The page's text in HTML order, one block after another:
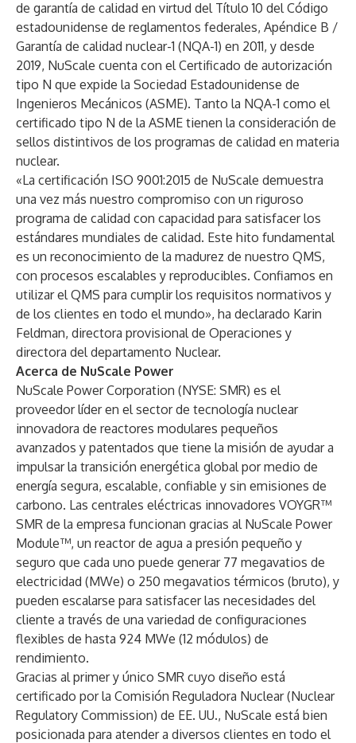
de garantía de calidad en virtud del Título 10 del Código
estadounidense de reglamentos federales, Apéndice B /
Garantía de calidad nuclear-1 (NQA-1) en 2011, y desde
2019, NuScale cuenta con elCertificado de autorización
tipo N que expide la Sociedad Estadounidense de
Ingenieros Mecánicos (ASME). Tanto la NQA-1 como el
certificado tipo N de la ASME tienen la consideración de
sellos distintivos de los programas de calidad en materia
nuclear.
«La certificación ISO 9001:2015 de NuScale demuestra
una vez más nuestro compromiso con un riguroso
programa de calidad con capacidad para satisfacer los
estándares mundiales de calidad. Este hito fundamental
es un reconocimiento de la madurez de nuestro QMS,
con procesos escalables y reproducibles. Confiamos en
utilizar el QMS para cumplir los requisitos normativos y
de los clientes en todo el mundo», ha declarado Karin
Feldman, directora provisional de Operaciones y
directora del departamento Nuclear.
Acerca de NuScale Power
NuScale Power Corporation (NYSE: SMR) es el
proveedor líder en el sector de tecnología nuclear
innovadora de reactores modulares pequeños
avanzados y patentados que tiene la misión de ayudar a
impulsar la transición energética global por medio de
energía segura, escalable, confiable y sin emisiones de
carbono. Las centrales eléctricas innovadores VOYGR™
SMR de la empresa funcionan gracias al NuScale Power
Module™, un reactor de agua a presión pequeño y
seguro que cada uno puede generar 77 megavatios de
electricidad (MWe) o 250 megavatios térmicos (bruto), y
pueden escalarse para satisfacer las necesidades del
cliente a través de una variedad de configuraciones
flexibles de hasta 924 MWe (12 módulos) de
rendimiento.
Gracias al primer y único SMR cuyo diseño está
certificado por la Comisión Reguladora Nuclear (Nuclear
Regulatory Commission) de EE. UU., NuScale está bien
posicionada para atender a diversos clientes en todo el